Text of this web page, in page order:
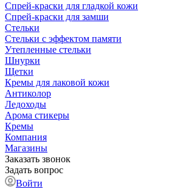
Спрей-краски для гладкой кожи
Спрей-краски для замши
Стельки
Стельки с эффектом памяти
Утепленные стельки
Шнурки
Щетки
Кремы для лаковой кожи
Антиколор
Ледоходы
Арома стикеры
Кремы
Компания
Магазины
Заказать звонок
Задать вопрос
Войти